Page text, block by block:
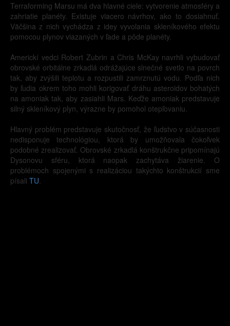
Terraforming Marsu má dva hlavné ciele: vytvorenie atmosféry a
zahriatie planéty. Existuje viacero návrhov, ako to dosiahnuť.
Väčšina z nich vychádza z idey vyvolania skleníkového efektu
pomocou plynov viazaných v ľade a pôde planéty.
Americkí vedci Robert Zubrin a Chris McKay navrhli vybudovať
obrovské orbitálne zrkadlá odrážajúce slnečné svetlo na povrch
tak, aby zvýšili teplotu a rozpustili zamrznutú vodu. Podľa nich
by ľudia okrem toho mohli korigovať dráhu asteroidov bohatých
na amoniak tak, aby zasiahli Mars. Keďže amoniak predstavuje
silný skleníkový plyn, výrazne by pomohol otepľovaniu.
Hlavný problém predstavuje skutočnosť, že ľudstvo v súčasnosti
nedisponuje technológiou, ktorá by umožňovala čokoľvek
podobné zrealizovať. Obrovské zrkadlá konštrukčne pripomínajú
Dysonovu sféru, ktorá naopak zachytáva žiarenie. O
problémoch spojenými s realizáciou takýchto konštrukcií sme
písali TU.